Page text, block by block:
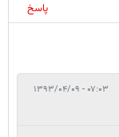
پاسخ
۰۷:۰۳ - ۱۳۹۳/۰۴/۰۹